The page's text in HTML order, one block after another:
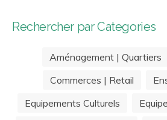
Rechercher par Categories
Aménagement | Quartiers
Commerces | Retail
Equipements Culturels